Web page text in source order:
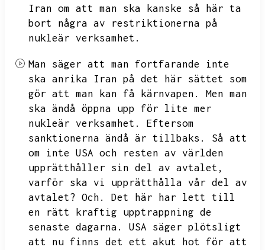
Iran om att man ska kanske så här ta
bort några av restriktionerna på
nukleär verksamhet.
Man säger att man fortfarande inte
ska anrika Iran på det här sättet som
gör att man kan få kärnvapen.
Men man
ska ändå öppna upp för lite mer
nukleär verksamhet.
Eftersom
sanktionerna ändå är tillbaks.
Så att
om inte USA och resten av världen
upprätthåller sin del av avtalet,
varför ska vi upprätthålla vår del av
avtalet? Och.
Det här har lett till
en rätt kraftig upptrappning de
senaste dagarna.
USA säger plötsligt
att nu finns det ett akut hot för att